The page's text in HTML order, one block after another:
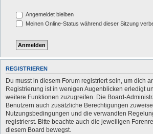
Angemeldet bleiben
Meinen Online-Status während dieser Sitzung
REGISTRIEREN
Du musst in diesem Forum registriert sein, um dich
Registrierung ist in wenigen Augenblicken erledigt
weitere Funktionen zuzugreifen. Die Board-
Benutzern auch zusätzliche Berechtigungen
Nutzungsbedingungen und die verwandten
registrierst. Bitte beachte auch die jeweiligen
diesem Board bewegst.